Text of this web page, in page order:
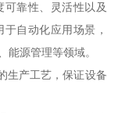
靠性、灵活性以及
自动化应用场景，
能源管理等领域。
生产工艺，保证设备